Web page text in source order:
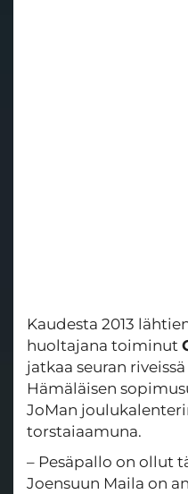
Kaudesta 2013
huoltajana toiminut
jatkaa seuran
Hämäläisen
JoMan
torstaiaamuna.
– Pesäpallo on ollut
Joensuun Maila on